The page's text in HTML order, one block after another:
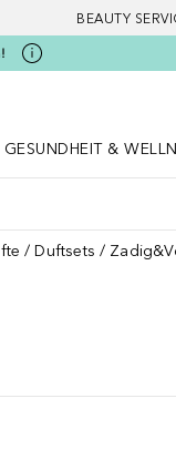
BEAUTY
GESUNDHEIT &
Duftsets